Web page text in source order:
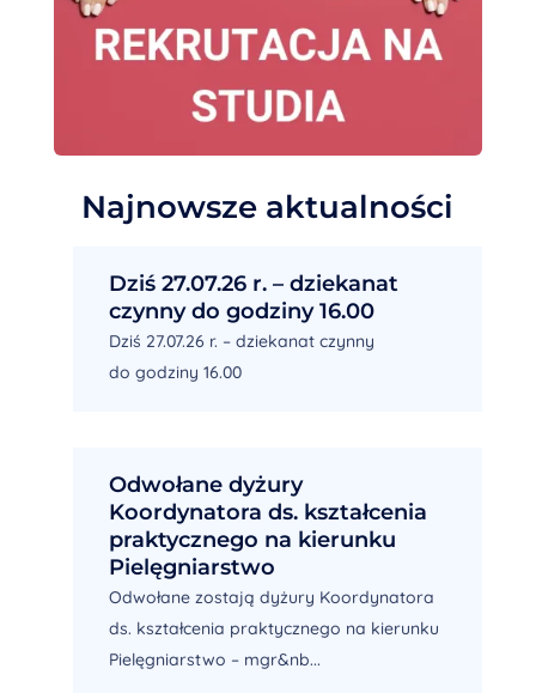
Najnowsze aktualności
Dziś 27.07.26 r. – dziekanat
czynny do godziny 16.00
Dziś 27.07.26 r. – dziekanat czynny
do godziny 16.00
Odwołane dyżury
Koordynatora ds. kształcenia
praktycznego na kierunku
Pielęgniarstwo
Odwołane zostają dyżury Koordynatora
ds. kształcenia praktycznego na kierunku
Pielęgniarstwo – mgr&nb...